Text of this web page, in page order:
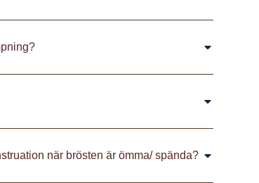
när brösten är ömma/ spända?